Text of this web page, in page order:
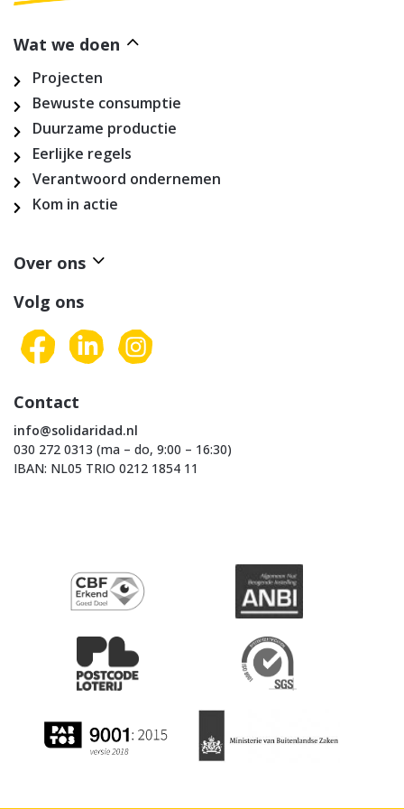
Wat we doen
Projecten
Bewuste consumptie
Duurzame productie
Eerlijke regels
Verantwoord ondernemen
Kom in actie
Over ons
Volg ons
Contact
info@solidaridad.nl
030 272 0313 (ma – do, 9:00 – 16:30)
IBAN: NL05 TRIO 0212 1854 11